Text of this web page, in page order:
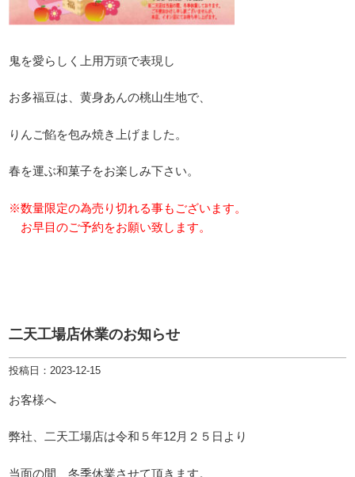
鬼を愛らしく上用万頭で表現し
お多福豆は、黄身あんの桃山生地で、
りんご餡を包み焼き上げました。
春を運ぶ和菓子をお楽しみ下さい。
※数量限定の為売り切れる事もございます。
お早目のご予約をお願い致します。
二天工場店休業のお知らせ
投稿日：2023-12-15
お客様へ
弊社、二天工場店は令和５年12月２５日より
当面の間、冬季休業させて頂きます。